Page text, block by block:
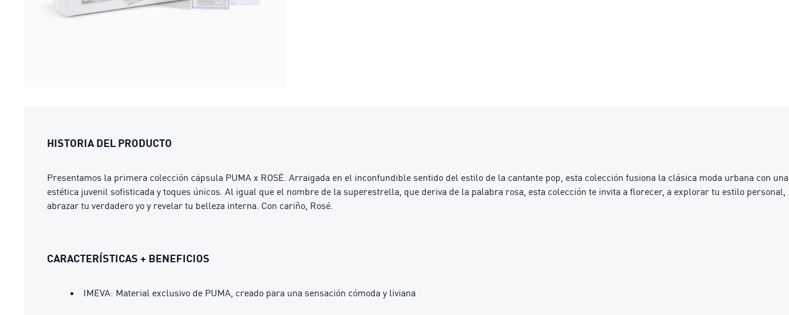
HISTORIA DEL PRODUCTO
Presentamos la primera colección cápsula PUMA x ROSÉ. Arraigada en el inconfundible sentido del estilo de la cantante pop, esta colección fusiona la clásica moda urbana con una
estética juvenil sofisticada y toques únicos. Al igual que el nombre de la superestrella, que deriva de la palabra rosa, esta colección te invita a florecer, a explorar tu estilo personal,
abrazar tu verdadero yo y revelar tu belleza interna. Con cariño, Rosé.
CARACTERÍSTICAS + BENEFICIOS
IMEVA: Material exclusivo de PUMA, creado para una sensación cómoda y liviana